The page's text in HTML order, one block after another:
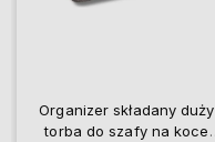
Organizer składany duży
torba do szafy na koce